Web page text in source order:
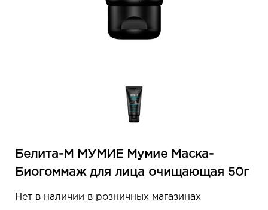
Белита-М МУМИЕ Мумие Маска-
Биогоммаж для лица очищающая 50г
Нет в наличии в розничных магазинах